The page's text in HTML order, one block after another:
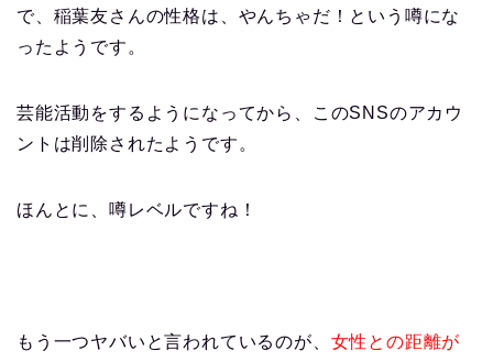
で、稲葉友さんの性格は、やんちゃだ！という噂にな
ったようです。
芸能活動をするようになってから、このSNSのアカウ
ントは削除されたようです。
ほんとに、噂レベルですね！
もう一つヤバいと言われているのが、 女性との距離が